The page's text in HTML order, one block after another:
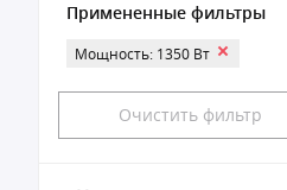
Примененные фильтры
Мощность: 1350 Вт
Очистить фильтр